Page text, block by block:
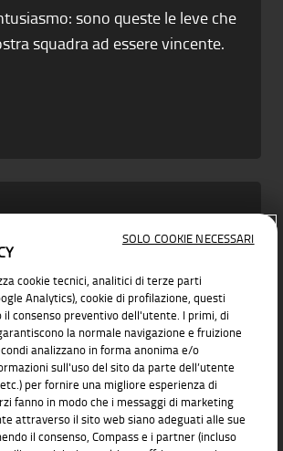
sono queste le leve che
squadra ad essere vincente.
esigenza di business con
e affidabili
cookie tecnici, analitici di terze parti
Analytics), cookie di profilazione, questi
consenso preventivo dell'utente. I primi, di
la normale navigazione e fruizione
analizzano in forma anonima e/o
sull'uso del sito da parte dell’utente
per fornire una migliore esperienza di
fanno in modo che i messaggi di marketing
attraverso il sito web siano adeguati alle sue
il consenso, Compass e i partner (incluso
SOLO COOKIE NECESSARI